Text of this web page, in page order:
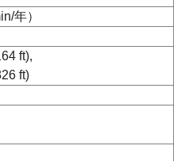
年）
ft),
ft)